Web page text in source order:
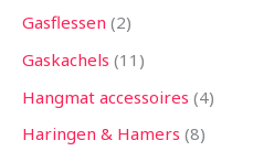
Gasflessen 2
Gaskachels 11
Hangmat accessoires 4
Haringen & Hamers 8